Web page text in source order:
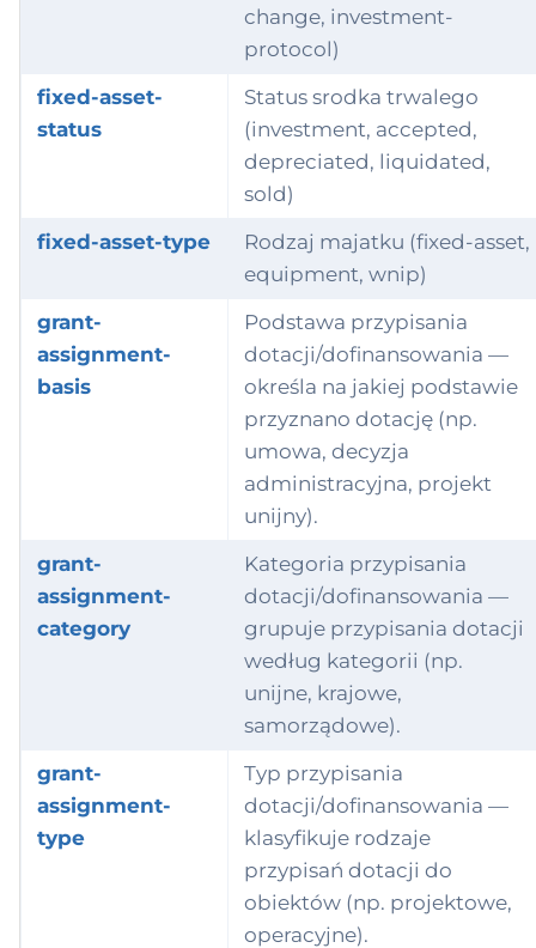
change, investment-
protocol)
fixed-asset-
status
Status srodka trwalego
(investment, accepted,
depreciated, liquidated,
sold)
fixed-asset-type
Rodzaj majatku (fixed-asset,
equipment, wnip)
grant-
assignment-
basis
Podstawa przypisania
dotacji/dofinansowania —
określa na jakiej podstawie
przyznano dotację (np.
umowa, decyzja
administracyjna, projekt
unijny).
grant-
assignment-
category
Kategoria przypisania
dotacji/dofinansowania —
grupuje przypisania dotacji
według kategorii (np.
unijne, krajowe,
samorządowe).
grant-
assignment-
type
Typ przypisania
dotacji/dofinansowania —
klasyfikuje rodzaje
przypisań dotacji do
obiektów (np. projektowe,
operacyjne).